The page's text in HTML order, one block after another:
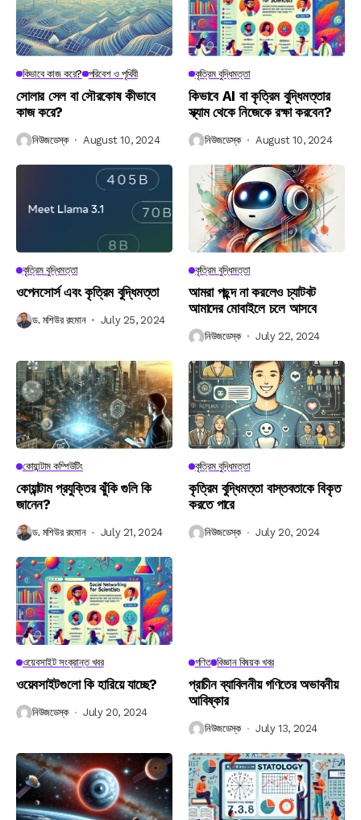
কিভাবে কাজ করে? পরিবেশ ও পৃথিবী
সোলার সেল বা সৌরকোষ কীভাবে
কাজ করে?
নিউজডেস্ক August 10, 2024
কৃত্রিম বুদ্ধিমত্তা
কিভাবে AI বা কৃত্রিম বুদ্ধিমত্তার
স্ক্যাম থেকে নিজেকে রক্ষা করবেন?
নিউজডেস্ক August 10, 2024
কৃত্রিম বুদ্ধিমত্তা
ওপেনসোর্স এবং কৃত্রিম বুদ্ধিমত্তা
ড. মশিউর রহমান July 25, 2024
কৃত্রিম বুদ্ধিমত্তা
আমরা পছন্দ না করলেও চ্যাটবট
আমাদের মোবাইলে চলে আসবে
নিউজডেস্ক July 22, 2024
কোয়ান্টাম কম্পিউটিং
কোয়ান্টাম প্রযুক্তির ঝুঁকি গুলি কি
জানেন?
ড. মশিউর রহমান July 21, 2024
কৃত্রিম বুদ্ধিমত্তা
কৃত্রিম বুদ্ধিমত্তা বাস্তবতাকে বিকৃত
করতে পারে
নিউজডেস্ক July 20, 2024
ওয়েবসাইট সংক্রান্ত খবর
ওয়েবসাইটগুলো কি হারিয়ে যাচ্ছে?
নিউজডেস্ক July 20, 2024
গণিত বিজ্ঞান বিষয়ক খবর
প্রাচীন ব্যাবিলনীয় গণিতের অভাবনীয়
আবিষ্কার
নিউজডেস্ক July 13, 2024